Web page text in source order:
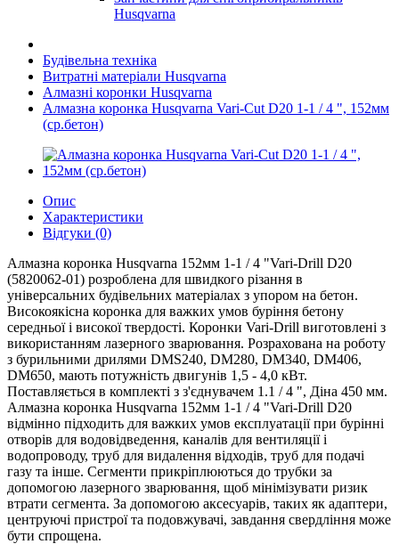
Husqvarna
Будівельна техніка
Витратні матеріали Husqvarna
Алмазні коронки Husqvarna
Алмазна коронка Husqvarna Vari-Cut D20 1-1 / 4 ", 152мм
(ср.бетон)
Опис
Характеристики
Відгуки (0)
Алмазна коронка Husqvarna 152мм 1-1 / 4 "Vari-Drill D20
(5820062-01) розроблена для швидкого різання в
універсальних будівельних матеріалах з упором на бетон.
Високоякісна коронка для важких умов буріння бетону
середньої і високої твердості. Коронки Vari-Drill виготовлені з
використанням лазерного зварювання. Розрахована на роботу
з бурильними дрилями DMS240, DM280, DM340, DM406,
DM650, мають потужність двигунів 1,5 - 4,0 кВт.
Поставляється в комплекті з з'єднувачем 1.1 / 4 ", Діна 450 мм.
Алмазна коронка Husqvarna 152мм 1-1 / 4 "Vari-Drill D20
відмінно підходить для важких умов експлуатації при бурінні
отворів для водовідведення, каналів для вентиляції і
водопроводу, труб для видалення відходів, труб для подачі
газу та інше. Сегменти прикріплюються до трубки за
допомогою лазерного зварювання, щоб мінімізувати ризик
втрати сегмента. За допомогою аксесуарів, таких як адаптери,
центруючі пристрої та подовжувачі, завдання свердління може
бути спрощена.